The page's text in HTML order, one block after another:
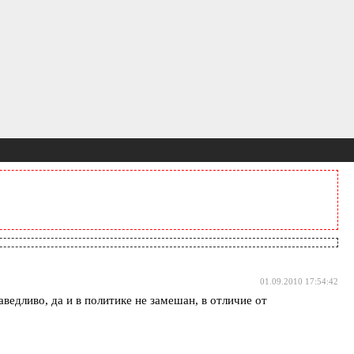
01.09.2010 17:54:42
да и в политике не замешан, в отличие от